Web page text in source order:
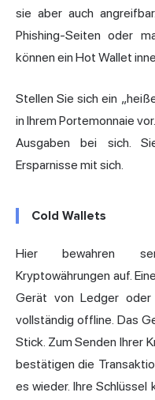
sie aber auch
Phishing-Seiten oder
können ein Hot Wallet
Stellen Sie sich ein
in Ihrem Portemonnaie
Ausgaben bei sich.
Ersparnisse mit sich.
Cold Wallets
Hier bewahren
Kryptowährungen auf.
Gerät von Ledger oder
vollständig offline. Das
Stick. Zum Senden Ihrer
bestätigen die
es wieder. Ihre